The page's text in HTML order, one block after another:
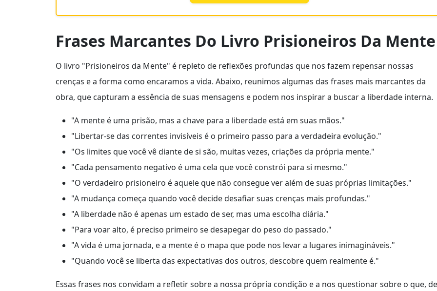
Frases Marcantes Do Livro Prisioneiros Da Mente
O livro "Prisioneiros da Mente" é repleto de reflexões profundas que nos fazem repensar nossas
crenças e a forma como encaramos a vida. Abaixo, reunimos algumas das frases mais marcantes da
obra, que capturam a essência de suas mensagens e podem nos inspirar a buscar a liberdade interna.
"A mente é uma prisão, mas a chave para a liberdade está em suas mãos."
"Libertar-se das correntes invisíveis é o primeiro passo para a verdadeira evolução."
"Os limites que você vê diante de si são, muitas vezes, criações da própria mente."
"Cada pensamento negativo é uma cela que você constrói para si mesmo."
"O verdadeiro prisioneiro é aquele que não consegue ver além de suas próprias limitações."
"A mudança começa quando você decide desafiar suas crenças mais profundas."
"A liberdade não é apenas um estado de ser, mas uma escolha diária."
"Para voar alto, é preciso primeiro se desapegar do peso do passado."
"A vida é uma jornada, e a mente é o mapa que pode nos levar a lugares inimagináveis."
"Quando você se liberta das expectativas dos outros, descobre quem realmente é."
Essas frases nos convidam a refletir sobre a nossa própria condição e a nos questionar sobre o que, de